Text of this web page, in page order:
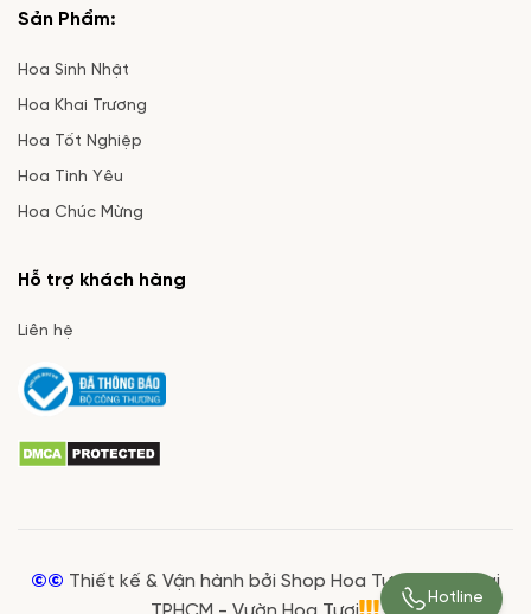
Sản Phẩm:
Hoa Sinh Nhật
Hoa Khai Trương
Hoa Tốt Nghiệp
Hoa Tình Yêu
Hoa Chúc Mừng
Hỗ trợ khách hàng
Liên hệ
©© Thiết kế & Vận hành bởi Shop Hoa Tươi Giá Rẻ tại
Hotline